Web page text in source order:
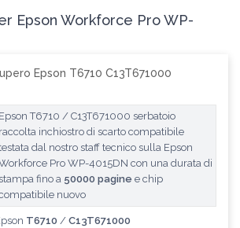
Epson Workforce Pro WP-
Epson T6710 C13T671000
Epson T6710 / C13T671000 serbatoio
raccolta inchiostro di scarto compatibile
dal nostro staff tecnico sulla Epson
Pro WP-4015DN con una durata di
stampa fino a 50000 pagine e chip
nuovo
T6710 / C13T671000